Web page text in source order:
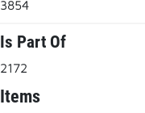
3854
Is Part Of
2172
Items